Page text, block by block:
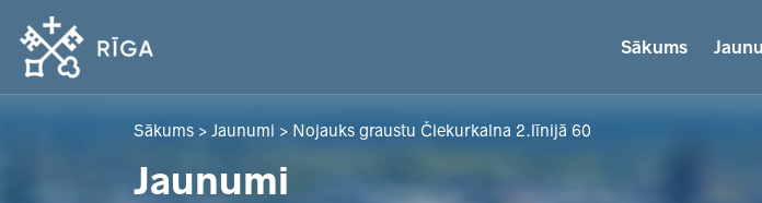
Sākums
Sākums > Jaunumi > Nojauks graustu Čiekurkalna 2.līnijā 60
Jaunumi